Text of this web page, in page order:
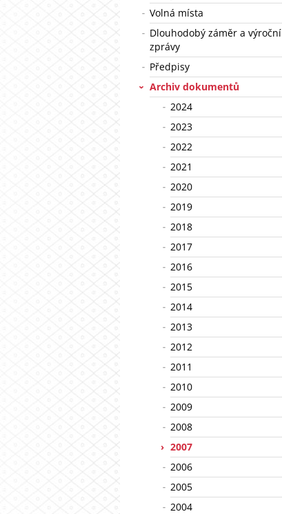
Volná místa
Dlouhodobý záměr a výroční
zprávy
Předpisy
Archiv dokumentů
2024
2023
2022
2021
2020
2019
2018
2017
2016
2015
2014
2013
2012
2011
2010
2009
2008
2007
2006
2005
2004